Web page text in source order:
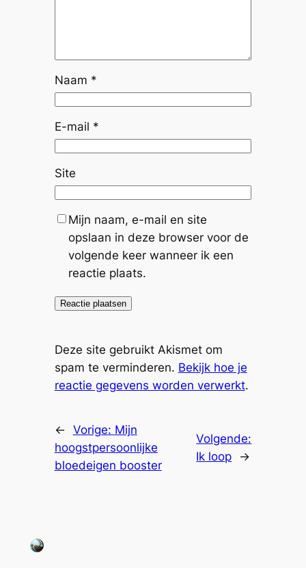
Naam *
E-mail *
Site
Mijn naam, e-mail en site
opslaan in deze browser voor de
volgende keer wanneer ik een
reactie plaats.
Deze site gebruikt Akismet om
spam te verminderen. Bekijk hoe je
reactie gegevens worden verwerkt.
← Vorige: Mijn
hoogstpersoonlijke
bloedeigen booster
Volgende:
Ik loop
→